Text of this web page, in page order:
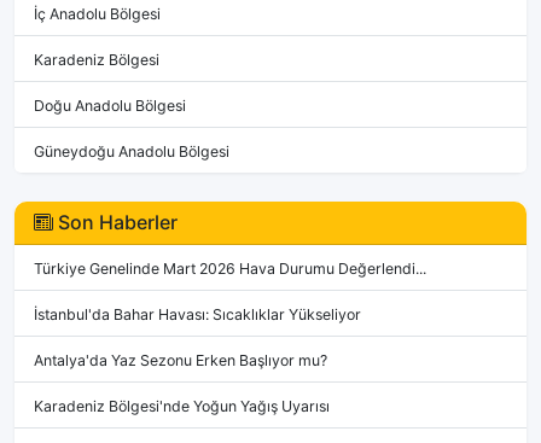
İç Anadolu Bölgesi
Karadeniz Bölgesi
Doğu Anadolu Bölgesi
Güneydoğu Anadolu Bölgesi
Son Haberler
Türkiye Genelinde Mart 2026 Hava Durumu Değerlendi...
İstanbul'da Bahar Havası: Sıcaklıklar Yükseliyor
Antalya'da Yaz Sezonu Erken Başlıyor mu?
Karadeniz Bölgesi'nde Yoğun Yağış Uyarısı